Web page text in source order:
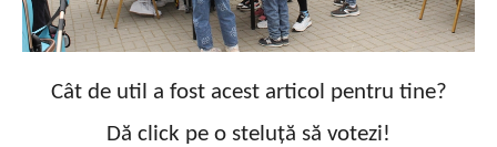
Cât de util a fost acest articol pentru tine?
Dă click pe o steluță să votezi!